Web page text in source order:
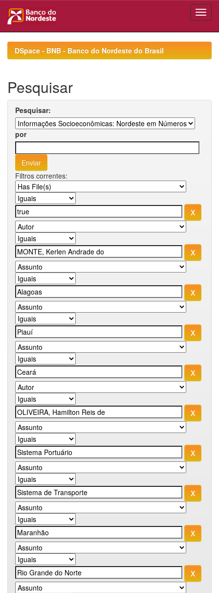
navigationDSpace - BNB - Banco do Nordeste do Brasil
Pesquisar
Pesquisar:
por
Filtros correntes: